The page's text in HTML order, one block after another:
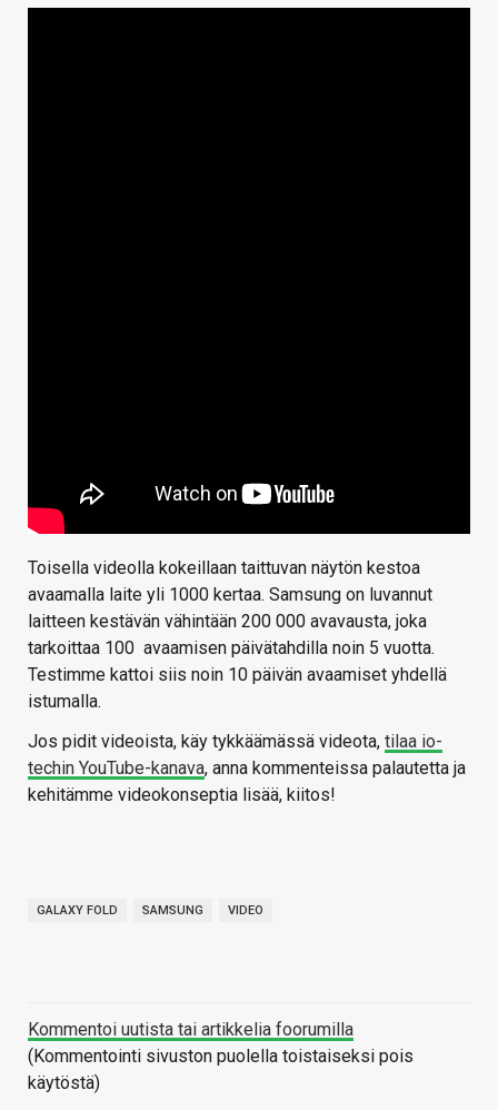
Toisella videolla kokeillaan taittuvan näytön kestoa
avaamalla laite yli 1000 kertaa. Samsung on luvannut
laitteen kestävän vähintään 200 000 avavausta, joka
tarkoittaa 100 avaamisen päivätahdilla noin 5 vuotta.
Testimme kattoi siis noin 10 päivän avaamiset yhdellä
istumalla.
Jos pidit videoista, käy tykkäämässä videota, tilaa io-
techin YouTube-kanava, anna kommenteissa palautetta ja
kehitämme videokonseptia lisää, kiitos!
GALAXY FOLD SAMSUNG VIDEO
Kommentoi uutista tai artikkelia foorumilla
(Kommentointi sivuston puolella toistaiseksi pois
käytöstä)